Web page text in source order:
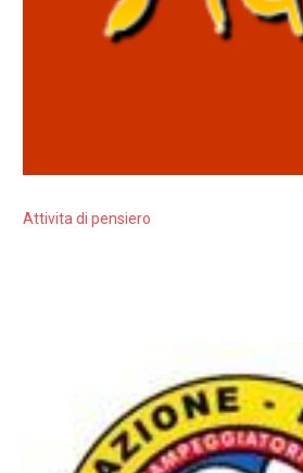
Attivita di pensiero